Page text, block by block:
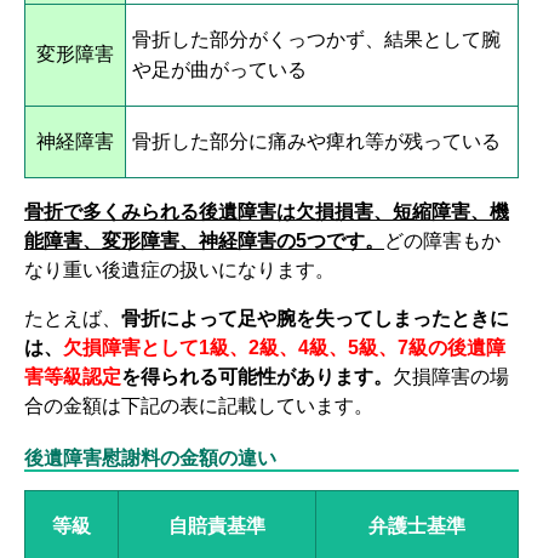
変形障害
骨折した部分がくっつかず、結果として腕
や足が曲がっている
神経障害 骨折した部分に痛みや痺れ等が残っている
骨折で多くみられる後遺障害は欠損損害、短縮障害、機
能障害、変形障害、神経障害の5つです。
どの障害もか
なり重い後遺症の扱いになります。
たとえば、 骨折によって足や腕を失ってしまったときに
は、 欠損障害として1級、2級、4級、5級、7級の後遺障
害等級認定を得られる可能性があります。 欠損障害の場
合の金額は下記の表に記載しています。
後遺障害慰謝料の金額の違い
等級 自賠責基準 弁護士基準